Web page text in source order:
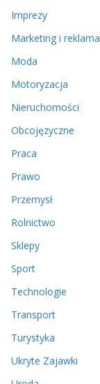
Imprezy
Marketing i reklama
Moda
Motoryzacja
Nieruchomości
Obcojęzyczne
Praca
Prawo
Przemysł
Rolnictwo
Sklepy
Sport
Technologie
Transport
Turystyka
Ukryte Zajawki